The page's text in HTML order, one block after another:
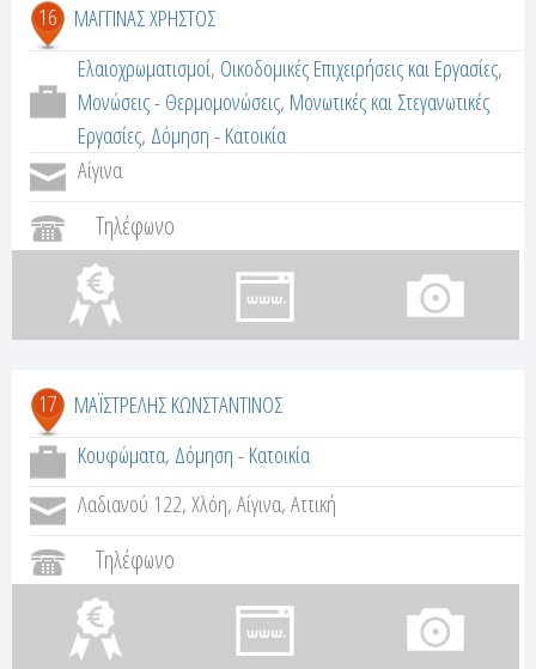
16
ΜΑΓΓΙΝΑΣ ΧΡΗΣΤΟΣ
Ελαιοχρωματισμοί, Οικοδομικές Επιχειρήσεις και Εργασίες,
Μονώσεις - Θερμομονώσεις, Μονωτικές και Στεγανωτικές
Εργασίες, Δόμηση - Κατοικία
Αίγινα
Τηλέφωνο
17
ΜΑΪΣΤΡΕΛΗΣ ΚΩΝΣΤΑΝΤΙΝΟΣ
Κουφώματα, Δόμηση - Κατοικία
Λαδιανού 122, Χλόη, Αίγινα, Αττική
Τηλέφωνο